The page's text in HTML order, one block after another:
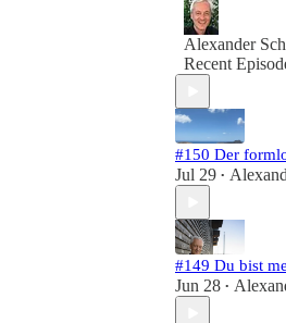
Alexander
Recent
#150 Der
Jul 29 •
#149 Du bist
Jun 28 •